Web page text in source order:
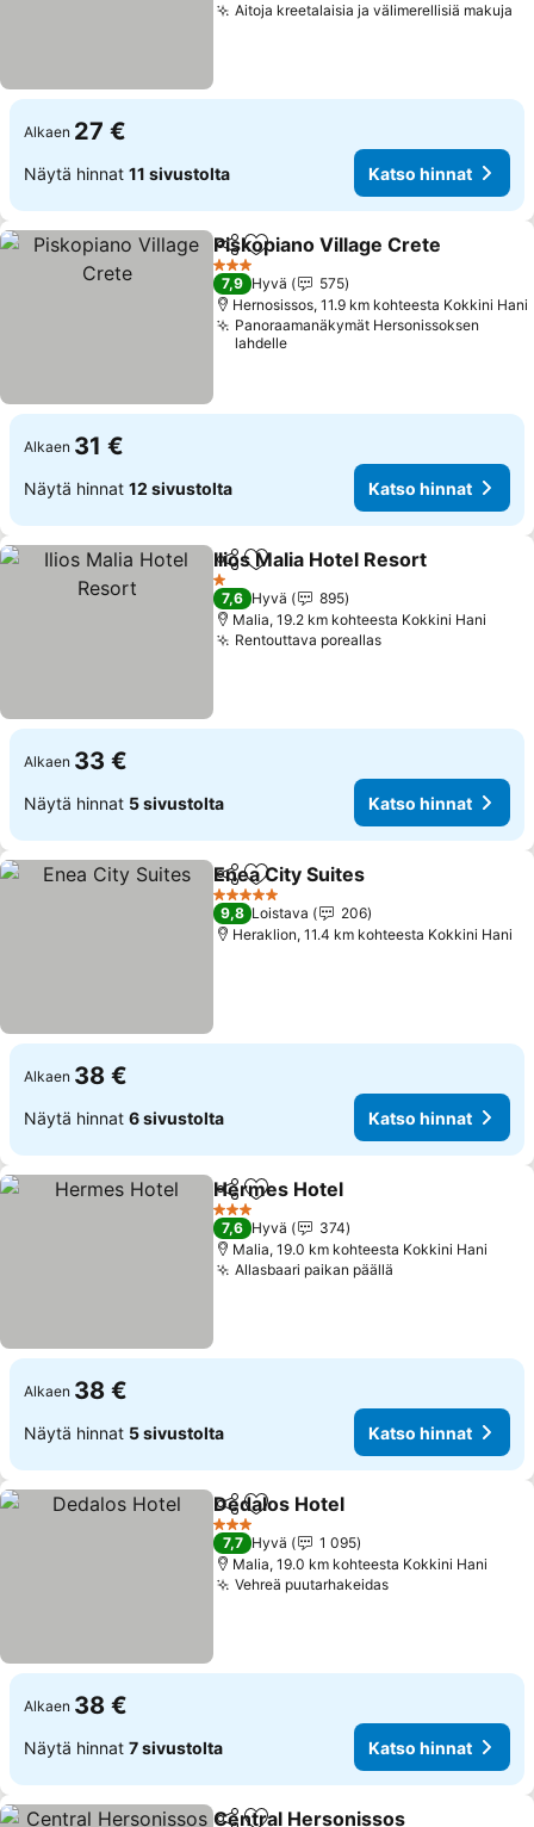
Aitoja kreetalaisia ja välimerellisiä makuja
Alkaen 27 €
Näytä hinnat 11 sivustolta Katso hinnat
Jaa Lisää suosikkeihin
Piskopiano Village Crete
3 Tähtiluokitus
7,9 Hyvä
575
Hernosissos, 11.9 km kohteesta Kokkini Hani
Panoraamanäkymät Hersonissoksen
lahdelle
Alkaen 31 €
Näytä hinnat 12 sivustolta Katso hinnat
Jaa Lisää suosikkeihin
Ilios Malia Hotel Resort
1 Tähtiluokitus
7,6 Hyvä
895
Malia, 19.2 km kohteesta Kokkini Hani
Rentouttava poreallasKatso hinnat
Alkaen 33 €
Näytä hinnat 5 sivustolta Katso hinnat
Jaa Lisää suosikkeihin
Enea City Suites
5 Tähtiluokitus
9,8 Loistava
206
Heraklion, 11.4 km kohteesta Kokkini Hani
Alkaen 38 €
Näytä hinnat 6 sivustolta Katso hinnat
Jaa Lisää suosikkeihin
Hermes Hotel
3 Tähtiluokitus
7,6 Hyvä
374
Malia, 19.0 km kohteesta Kokkini Hani
Allasbaari paikan päällä
Alkaen 38 €
Näytä hinnat 5 sivustolta Katso hinnat
Jaa Lisää suosikkeihin
Dedalos Hotel
3 Tähtiluokitus
7,7 Hyvä
1 095
Malia, 19.0 km kohteesta Kokkini Hani
Vehreä puutarhakeidasKatso hinnat
Alkaen 38 €
Näytä hinnat 7 sivustolta Katso hinnat
Central Hersonissos